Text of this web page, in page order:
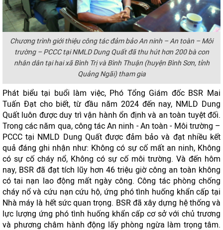
Chương trình giới thiệu công tác đảm bảo An ninh – An toàn – Môi
trường – PCCC tại NMLD Dung Quất đã thu hút hơn 200 bà con
nhân dân tại hai xã Bình Trị và Bình Thuận (huyện Bình Sơn, tỉnh
Quảng Ngãi) tham gia
Phát biểu tại buổi làm việc, Phó Tổng Giám đốc BSR Mai
Tuấn Đạt cho biết, từ đầu năm 2024 đến nay, NMLD Dung
Quất luôn được duy trì vận hành ổn định và an toàn tuyệt đối.
Trong các năm qua, công tác An ninh - An toàn - Môi trường –
PCCC tại NMLD Dung Quất được đảm bảo và đạt nhiều kết
quả đáng ghi nhận như: Không có sự cố mất an ninh, Không
có sự cố cháy nổ, Không có sự cố môi trường. Và đến hôm
nay, BSR đã đạt tích lũy hơn 46 triệu giờ công an toàn không
có tai nạn lao động mất ngày công. Công tác phòng chống
cháy nổ và cứu nạn cứu hộ, ứng phó tình huống khẩn cấp tại
Nhà máy là hết sức quan trọng. BSR đã xây dựng hệ thống và
lực lượng ứng phó tình huống khẩn cấp cơ sở với chủ trương
và phương châm hành động lấy phòng ngừa làm trọng tâm.